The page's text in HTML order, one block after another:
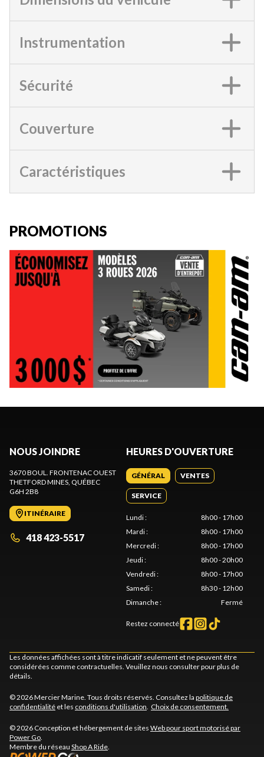
Instrumentation
Sécurité
Couverture
Caractéristiques
PROMOTIONS
NOUS JOINDRE
3670 BOUL. FRONTENAC OUEST
THETFORD MINES , QUÉBEC
G6H 2B8
ITINÉRAIRE
418 423-5517
HEURES D'OUVERTURE
GÉNÉRAL VENTES
SERVICE
Lundi:
8h00 - 17h00
Mardi:
8h00 - 17h00
Mercredi:
8h00 - 17h00
Jeudi:
8h00 - 20h00
Vendredi:
8h00 - 17h00
Samedi:
8h30 - 12h00
Dimanche: Fermé
Restez connecté
Les données affichées sont à titre indicatif seulement et ne peuvent être
considérées comme contractuelles. Veuillez nous consulter pour plus de
détails.
© 2026 Mercier Marine. Tous droits réservés. Consultez la politique de
confidentialité et les conditions d'utilisation Choix de consentement.
© 2026 Conception et hébergement de sites Web pour sport motorisé par
Power Go
Membre du réseau Shop A Ride